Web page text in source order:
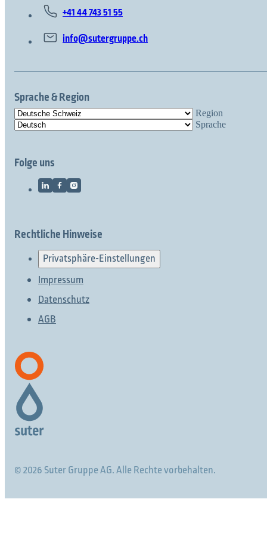
+41 44 743 51 55
info@sutergruppe.ch
Sprache & Region
Region
Sprache
Folge uns
Rechtliche Hinweise
Privatsphäre-Einstellungen
Impressum
Datenschutz
AGB
© 2026 Suter Gruppe AG. Alle Rechte vorbehalten.